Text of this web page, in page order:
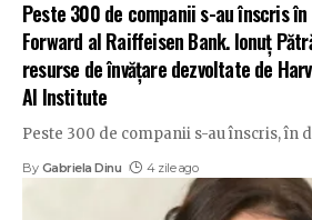
Peste 300 de companii s-au înscris
Forward al Raiffeisen Bank. Ionuț
resurse de învățare dezvoltate de
AI Institute
Peste 300 de companii s-au înscris, în
By Gabriela Dinu 4 zile ago